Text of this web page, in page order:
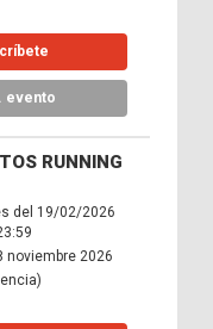
evento
RUNNING
del 19/02/2026
noviembre 2026